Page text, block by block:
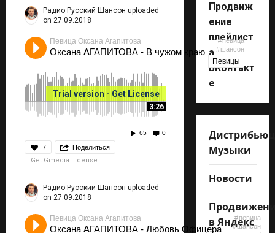
Радио Русский Шансон uploaded
on 27.09.2018
Певица Оксана Агапитова
Оксана АГАПИТОВА - В чужом краю
певица
шансон
Певицы
Trial version - Get License
3:26
65 0
7 Поделиться
Get Gmedia License
Радио Русский Шансон uploaded
on 27.09.2018
Певица Оксана Агапитова
Оксана АГАПИТОВА - Любовь Офицера
певица
шансон
Продвиж
ение
плейлист
а
ВКонтакт
е
Музыки
Новости
в Яндекс